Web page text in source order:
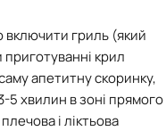
гриль (який
крил
апетитну скоринку,
5 хвилин в зоні прямого
і ліктьова